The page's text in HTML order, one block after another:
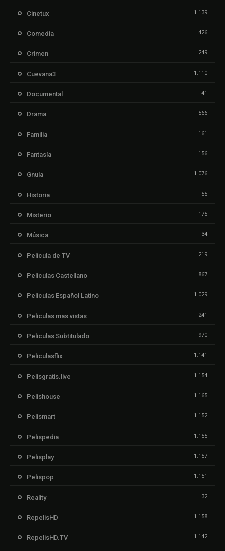
Cinetux 1.139
Comedia 426
Crimen 249
Cuevana3 1.110
Documental 41
Drama 566
Familia 161
Fantasía 156
Gnula 1.076
Historia 55
Misterio 175
Música 34
Película de TV 219
Peliculas Castellano 867
Peliculas Español Latino 1.029
Peliculas mas vistas 241
Peliculas Subtitulado 970
Peliculasflix 1.141
Pelisgratis.live 1.154
Pelishouse 1.165
Pelismart 1.152
Pelispedia 1.155
Pelisplay 1.157
Pelispop 1.151
Reality 32
RepelisHD 1.158
RepelisHD.TV 1.142